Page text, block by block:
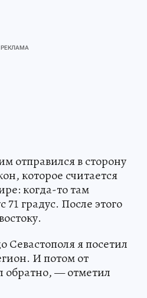
отправился в сторону
которое считается
когда-то там
градус. После этого
Севастополя я посетил
И потом от
обратно, — отметил